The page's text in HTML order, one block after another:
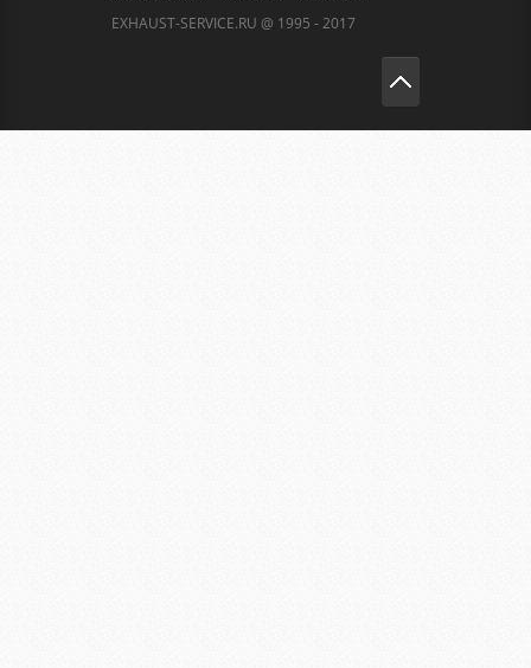
EXHAUST-SERVICE.RU @ 1995 - 2017